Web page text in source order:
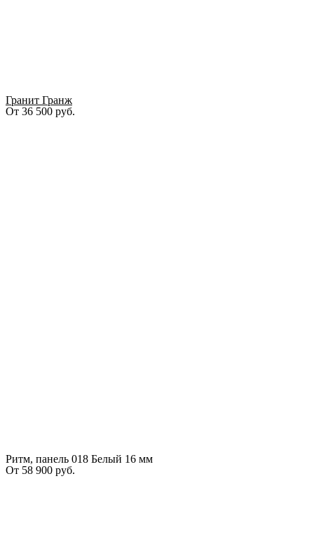
Гранит Гранж
От 36 500 руб.
Ритм, панель 018 Белый 16 мм
От 58 900 руб.